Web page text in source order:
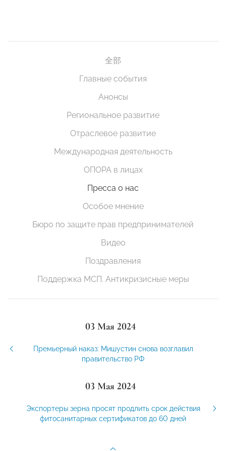
全部
Главные события
Анонсы
Региональное развитие
Отраслевое развитие
Международная деятельность
ОПОРА в лицах
Пресса о нас
Особое мнение
Бюро по защите прав предпринимателей
Видео
Поздравления
Поддержка МСП. Антикризисные меры
03 Мая 2024
Премьерный наказ: Мишустин снова возглавил
правительство РФ
03 Мая 2024
Экспортеры зерна просят продлить срок действия
фитосанитарных сертификатов до 60 дней